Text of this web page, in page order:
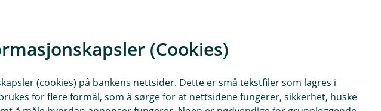
(Cookies)
(cookies) på bankens nettsider. Dette er små tekstfiler som lagres i
for flere formål, som å sørge for at nettsidene fungerer, sikkerhet, huske